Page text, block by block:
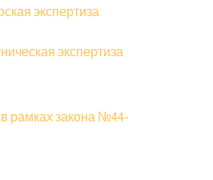
экспертиза
экспертиза
рамках закона №44-